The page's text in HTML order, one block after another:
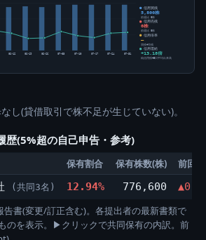
06-12 06-19 06-26 07-03 07-10 07-17 07-24 07-31
信用買残
5,800株
前週比 0株
信用売残
0株
前週比 0株
信用倍率
―
買残÷売残
信用需給
+13.18倍
純信用残÷5日平均出来高
し(貸借取引で株不足が生じていない)。
歴(5%超の自己申告・参考)
保有割合 保有株数(株) 前回比
(共同3名) 12.94% 776,600
告書(変更/訂正含む)。各提出者の最新書類で
のを表示。▶クリックで共同保有の内訳。前